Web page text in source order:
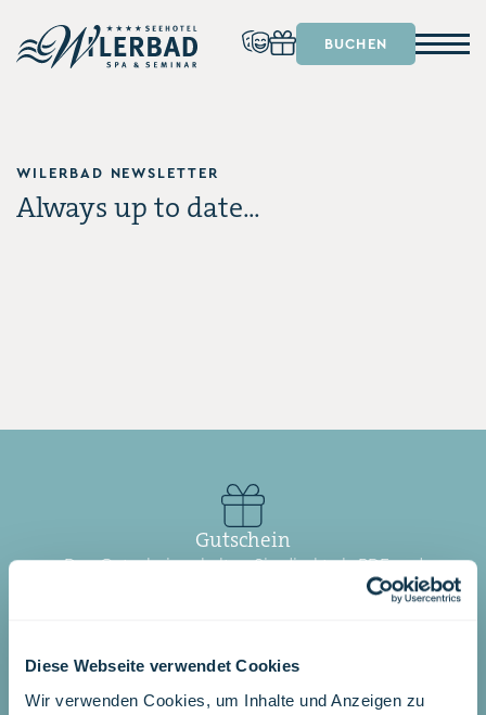
Diese Webseite verwendet Cookies
Wir verwenden Cookies, um Inhalte und Anzeigen zu
BUCHEN
WILERBAD NEWSLETTER
Always up to date...
Gutschein
Den Gutschein erhalten Sie direkt als PDF und
können diesen sofort ausdrucken.